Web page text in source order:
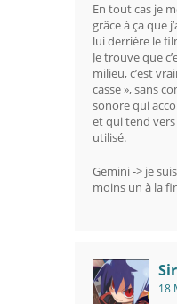
En tout cas je
grâce à ça que
lui derrière le
Je trouve que
milieu, c’est
casse », sans
sonore qui
et qui tend
utilisé.
Gemini -> je
moins un à la
18